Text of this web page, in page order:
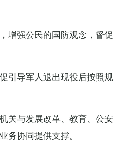
增强公民的国防观念，督
引导军人退出现役后按照
关与发展改革、教育、公
协同提供支撑。